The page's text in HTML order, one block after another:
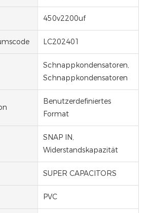
450v2200uf
LC202401
Schnappkondensatoren,
Schnappkondensatoren
Benutzerdefiniertes
Format
SNAP IN,
Widerstandskapazität
SUPER CAPACITORS
PVC